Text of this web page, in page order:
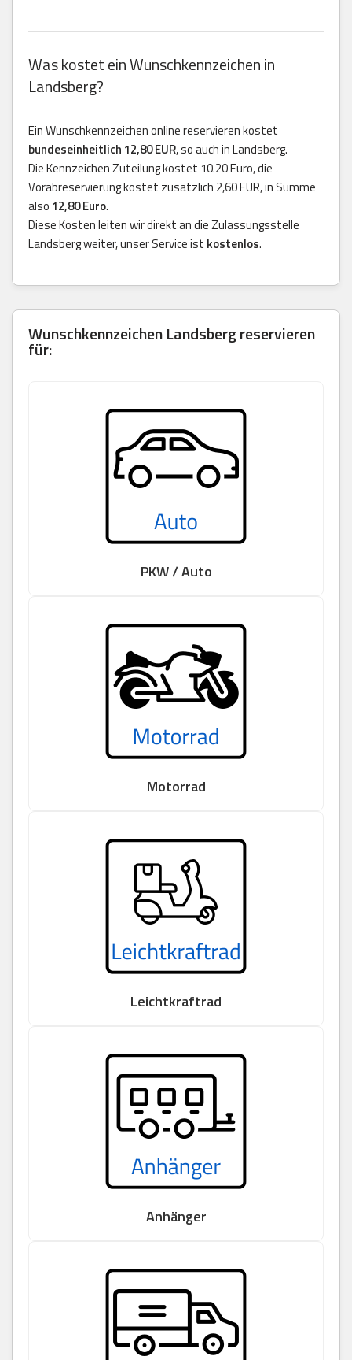
Was kostet ein Wunschkennzeichen in
Landsberg?
Ein Wunschkennzeichen online reservieren kostet
bundeseinheitlich 12,80 EUR, so auch in Landsberg.
Die Kennzeichen Zuteilung kostet 10.20 Euro, die
Vorabreservierung kostet zusätzlich 2,60 EUR, in Summe
also 12,80 Euro.
Diese Kosten leiten wir direkt an die Zulassungsstelle
Landsberg weiter, unser Service ist kostenlos.
Wunschkennzeichen Landsberg reservieren
für:
PKW / Auto
Motorrad
Leichtkraftrad
Anhänger